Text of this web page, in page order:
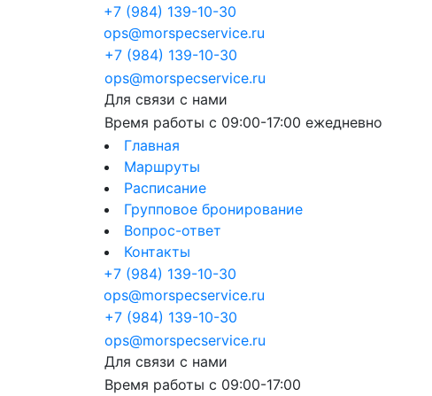
+7 (984) 139-10-30
ops@morspecservice.ru
+7 (984) 139-10-30
ops@morspecservice.ru
Для связи с нами
Время работы с 09:00-17:00 ежедневно
Главная
Маршруты
Расписание
Групповое бронирование
Вопрос-ответ
Контакты
+7 (984) 139-10-30
ops@morspecservice.ru
+7 (984) 139-10-30
ops@morspecservice.ru
Для связи с нами
Время работы с 09:00-17:00